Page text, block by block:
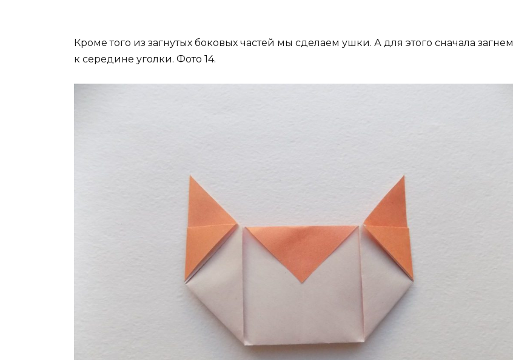
Кроме того из загнутых боковых частей мы сделаем ушки. А для этого сначала загнем
к середине уголки. Фото 14.